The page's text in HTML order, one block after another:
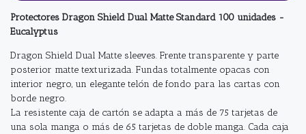
Protectores Dragon Shield Dual Matte Standard 100 unidades -
Eucalyptus
Dragon Shield Dual Matte sleeves. Frente transparente y parte
posterior matte texturizada. Fundas totalmente opacas con
interior negro, un elegante telón de fondo para las cartas con
borde negro.
La resistente caja de cartón se adapta a más de 75 tarjetas de
una sola manga o más de 65 tarjetas de doble manga. Cada caja